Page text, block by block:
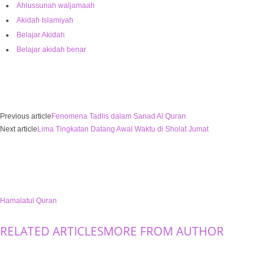
Ahlussunah waljamaah
Akidah Islamiyah
Belajar Akidah
Belajar akidah benar
Previous articleFenomena Tadlis dalam Sanad Al Quran
Next articleLima Tingkatan Datang Awal Waktu di Sholat Jumat
Hamalatul Quran
RELATED ARTICLESMORE FROM AUTHOR